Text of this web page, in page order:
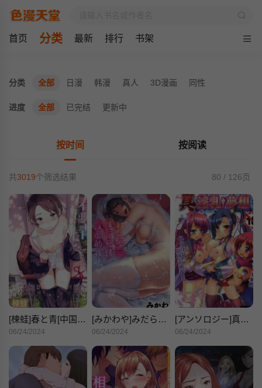
首页 分类 最新 排行 书架
分类 全部 日漫 韩漫 真人 3D漫画 同性
进度 全部 已完结 更新中
按时间 按阅读
80 / 126页
共3019个筛选结果
[楝蛙]春と青[中国翻訳][DL版]
06/24/2024
[みかわや]みだらふしだらよもすがら[中国翻訳][DL版]
06/24/2024
[アンソロジー]真・淫乳†梦想
06/24/2024